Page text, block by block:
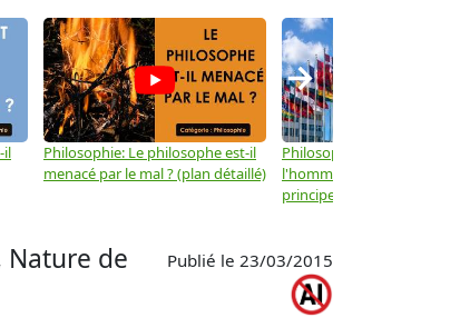
il
Philosophie: Le philosophe est-il
menacé par le mal ? (plan détaillé)
Philosophie: Les droits de
l'homme ne sont-ils que
principes moraux ? (plan
→
de
Publié le 23/03/2015